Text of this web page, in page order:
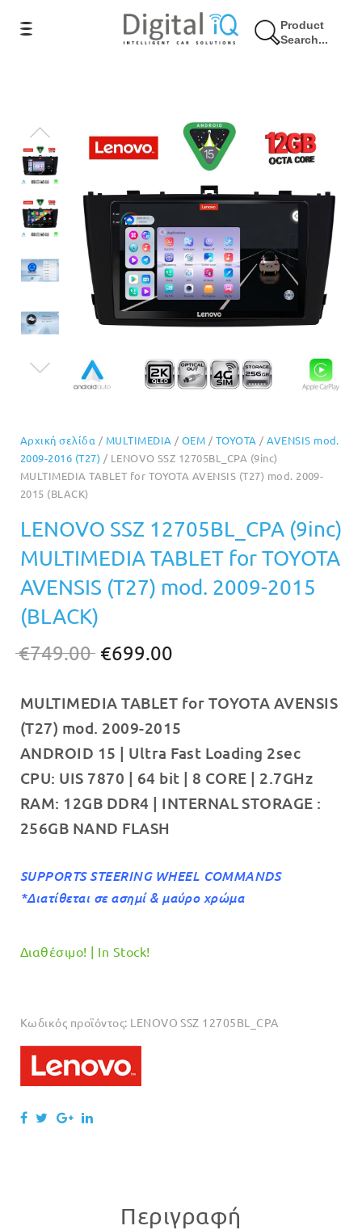
Product
Search...
7% Έκπτωση
Αρχική σελίδα / MULTIMEDIA / OEM / TOYOTA /AVENSIS mod.
2009-2016 (T27) / LENOVO SSZ 12705BL_CPA (9inc)
MULTIMEDIA TABLET for TOYOTA AVENSIS (T27) mod. 2009-
2015 (BLACK)
LENOVO SSZ 12705BL_CPA (9inc)
MULTIMEDIA TABLET for TOYOTA
AVENSIS (T27) mod. 2009-2015
(BLACK)
€749.00 Original
was:
€749.00.
€699.00
τιμή
είναι:
€699.00.
MULTIMEDIA TABLET for TOYOTA AVENSIS
(T27) mod. 2009-2015
ANDROID 15 | Ultra Fast Loading 2sec
CPU: UIS 7870 | 64 bit | 8 CORE | 2.7GHz
RAM: 12GB DDR4 | INTERNAL STORAGE :
256GB NAND FLASH
SUPPORTS STEERING WHEEL COMMANDS
*Διατίθεται σε ασημί & μαύρο χρώμα
Διαθέσιμο! | In Stock!
Κωδικός προϊόντος: LENOVO SSZ 12705BL_CPA
Περιγραφή